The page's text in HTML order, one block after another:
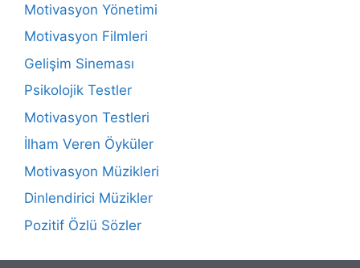
Motivasyon Yönetimi
Motivasyon Filmleri
Gelişim Sineması
Psikolojik Testler
Motivasyon Testleri
İlham Veren Öyküler
Motivasyon Müzikleri
Dinlendirici Müzikler
Pozitif Özlü Sözler